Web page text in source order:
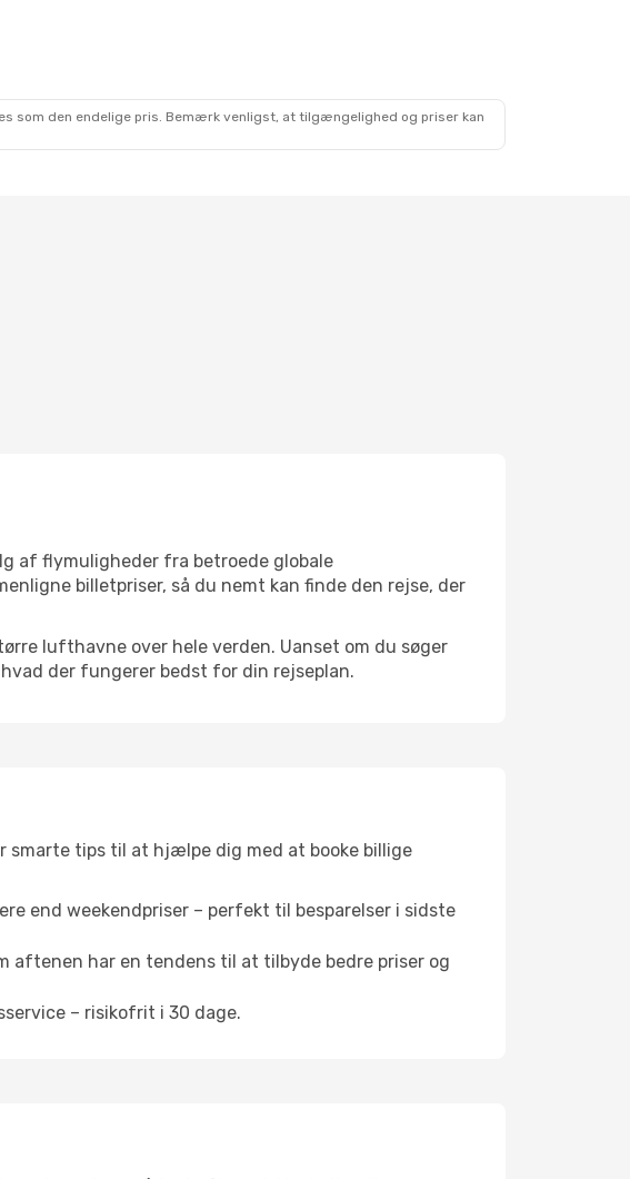
som den endelige pris. Bemærk venligst, at tilgængelighed og priser kan
af flymuligheder fra betroede globale
billetpriser, så du nemt kan finde den rejse, der
lufthavne over hele verden. Uanset om du søger
der fungerer bedst for din rejseplan.
smarte tips til at hjælpe dig med at booke billige
end weekendpriser – perfekt til besparelser i sidste
aftenen har en tendens til at tilbyde bedre priser og
– risikofrit i 30 dage.